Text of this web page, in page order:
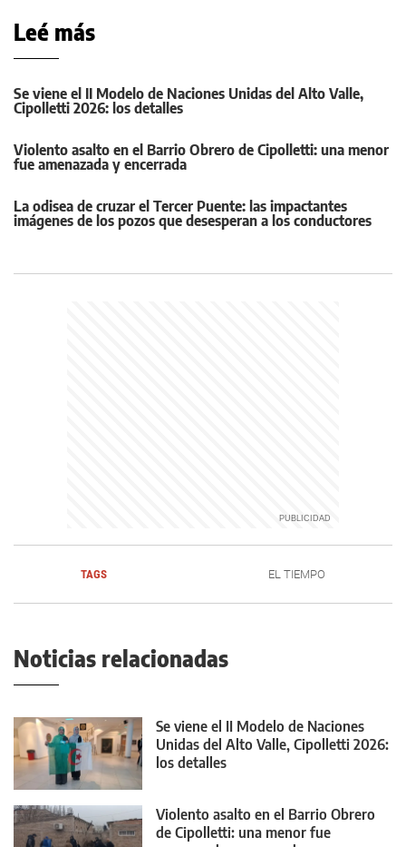
Leé más
Se viene el II Modelo de Naciones Unidas del Alto Valle,
Cipolletti 2026: los detalles
Violento asalto en el Barrio Obrero de Cipolletti: una menor
fue amenazada y encerrada
La odisea de cruzar el Tercer Puente: las impactantes
imágenes de los pozos que desesperan a los conductores
TAGS EL TIEMPO
Noticias relacionadas
Se viene el II Modelo de Naciones
Unidas del Alto Valle, Cipolletti 2026:
los detalles
Violento asalto en el Barrio Obrero
de Cipolletti: una menor fue